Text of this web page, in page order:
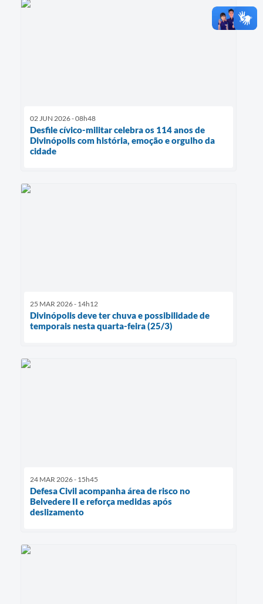
02 JUN 2026 - 08h48
Desfile cívico-militar celebra os 114 anos de
Divinópolis com história, emoção e orgulho da
cidade
25 MAR 2026 - 14h12
Divinópolis deve ter chuva e possibilidade de
temporais nesta quarta-feira (25/3)
24 MAR 2026 - 15h45
Defesa Civil acompanha área de risco no
Belvedere II e reforça medidas após
deslizamento